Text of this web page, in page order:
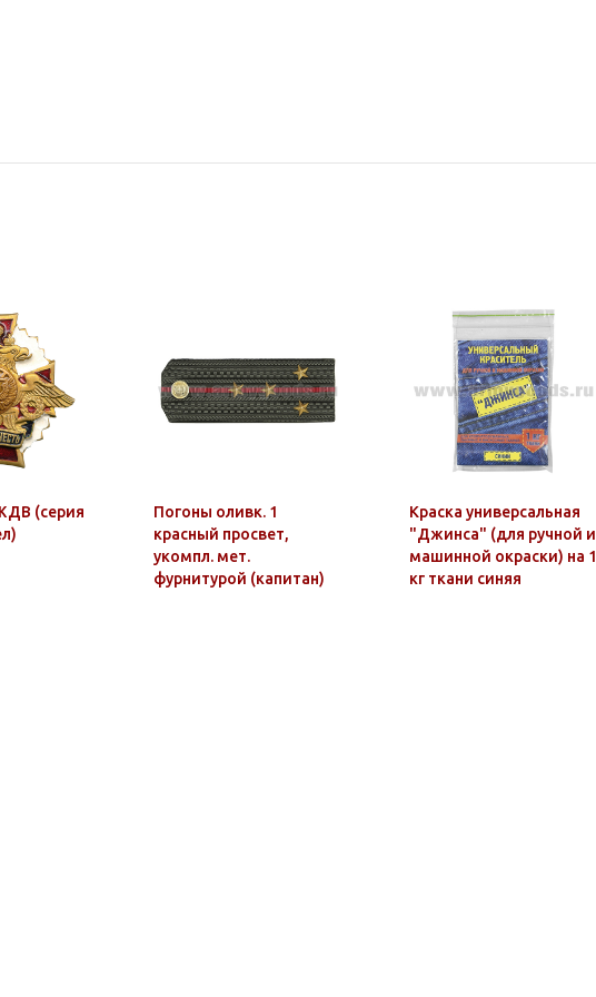
(серия
Погоны оливк. 1
красный просвет,
укомпл. мет.
фурнитурой (капитан)
Краска универсальная
"Джинса" (для ручной и
машинной окраски) на 1
кг ткани синяя